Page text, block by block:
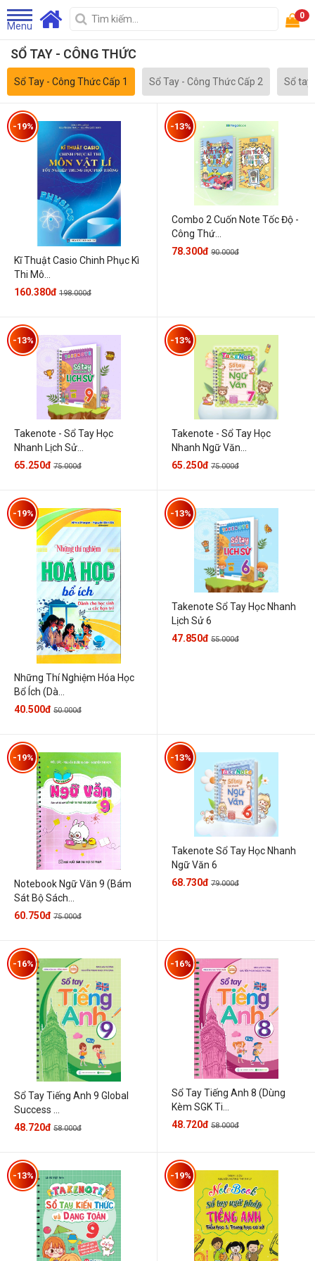
Menu
0
SỔ TAY - CÔNG THỨC
Sổ Tay - Công Thức Cấp 1 Sổ Tay - Công Thức Cấp 2 Sổ tay
Kĩ Thuật Casio Chinh Phục Kì
Thi Mô...
-19%
160.380đ 198.000đ
Combo 2 Cuốn Note Tốc Độ -
Công Thứ...
-13%
78.300đ 90.000đ
Takenote - Sổ Tay Học
Nhanh Lịch Sử...
-13%
65.250đ 75.000đ
Takenote - Sổ Tay Học
Nhanh Ngữ Văn...
-13%
65.250đ 75.000đ
Những Thí Nghiệm Hóa Học
Bổ Ích (Dà...
-19%
40.500đ 50.000đ
Takenote Sổ Tay Học Nhanh
Lịch Sử 6
-13%
47.850đ 55.000đ
Notebook Ngữ Văn 9 (Bám
Sát Bộ Sách...
-19%
60.750đ 75.000đ
Takenote Sổ Tay Học Nhanh
Ngữ Văn 6
-13%
68.730đ 79.000đ
Sổ Tay Tiếng Anh 9 Global
Success ...
-16%
48.720đ 58.000đ
Sổ Tay Tiếng Anh 8 (Dùng
Kèm SGK Ti...
-16%
48.720đ 58.000đ
-13% -19%